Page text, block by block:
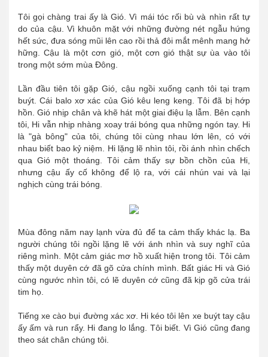
Tôi gọi chàng trai ấy là Gió. Vì mái tóc rối bù và nhìn rất tự
do của cậu. Vì khuôn mặt với những đường nét ngẫu hứng
hết sức, đưa sóng mũi lên cao rồi thả đôi mắt mênh mang hở
hững. Cậu là một cơn gió, một cơn gió thật sự ùa vào tôi
trong một sớm mùa Đông.
Lần đầu tiên tôi gặp Gió, cậu ngồi xuống cạnh tôi tại trạm
buýt. Cái balo xơ xác của Gió kêu leng keng. Tôi đã bị hớp
hồn. Gió nhịp chân và khẽ hát một giai điệu lạ lẫm. Bên cạnh
tôi, Hi vẫn nhịp nhàng xoay trái bóng qua những ngón tay. Hi
là "gà bông" của tôi, chúng tôi cùng nhau lớn lên, có với
nhau biết bao kỷ niệm. Hi lặng lẽ nhìn tôi, rồi ánh nhìn chếch
qua Gió một thoáng. Tôi cảm thấy sự bồn chồn của Hi,
nhưng cậu ấy cố không để lộ ra, với cái nhún vai và lại
nghịch cùng trái bóng.
Mùa đông năm nay lạnh vừa đủ để ta cảm thấy khác lạ. Ba
người chúng tôi ngồi lặng lẽ với ánh nhìn và suy nghĩ của
riêng mình. Một cảm giác mơ hồ xuất hiện trong tôi. Tôi cảm
thấy một duyên cớ đã gõ cửa chính mình. Bất giác Hi và Gió
cùng ngước nhìn tôi, có lẽ duyên cớ cũng đã kịp gõ cửa trái
tim họ.
Tiếng xe cào bụi đường xác xơ. Hi kéo tôi lên xe buýt tay cậu
ấy ấm và run rẩy. Hi đang lo lắng. Tôi biết. Vì Gió cũng đang
theo sát chân chúng tôi.